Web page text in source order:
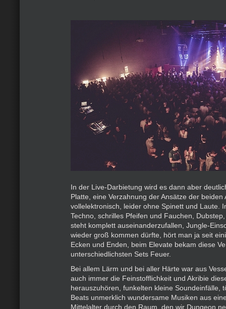
In der Live-Darbietung wird es dann aber
Platte, eine Verzahnung der Ansätze der beiden
vollelektronisch, leider ohne Spinett und Laute.
Techno, schrilles Pfeifen und Fauchen,
steht komplett auseinanderzufallen, Jungle-
wieder groß kommen dürfte, hört man ja seit
Ecken und Enden, beim Elevate bekam diese
unterschiedlichsten Sets Feuer.
Bei allem Lärm und bei aller Härte war aus
auch immer die Feinstofflichkeit und Akribie
herauszuhören, funkelten kleine Soundeinfälle,
Beats unmerklich wundersame Musiken aus
Mittelalter durch den Raum, den wir Dungeon